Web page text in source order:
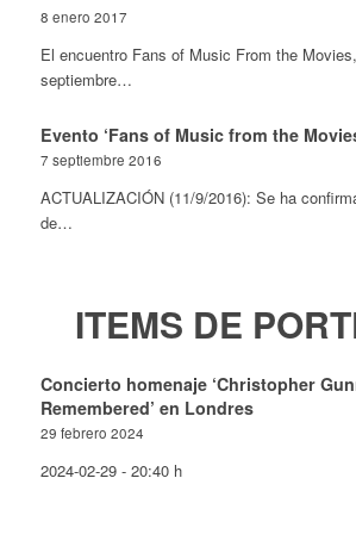
8 enero 2017
El encuentro Fans of Music From the
septiembre…
Evento ‘Fans of Music from the
7 septiembre 2016
ACTUALIZACIÓN (11/9/2016): Se ha
de…
ITEMS DE
Concierto homenaje ‘Christopher
Remembered’ en Londres
29 febrero 2024
2024-02-29 - 20:40 h